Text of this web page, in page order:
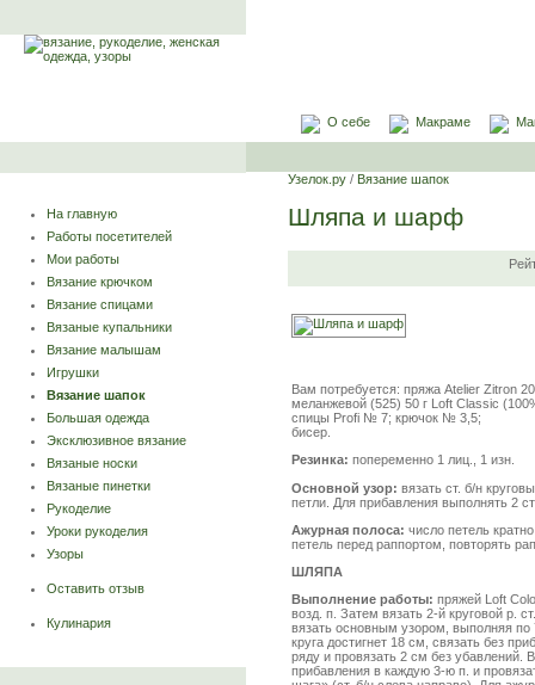
О себе Макраме
На главную
Работы посетителей
Мои работы
Вязание крючком
Вязание спицами
Вязаные купальники
Вязание малышам
Игрушки
Вязание шапок
Большая одежда
Эксклюзивное вязание
Вязаные носки
Вязаные пинетки
Рукоделие
Уроки рукоделия
Узоры
Оставить отзыв
Кулинария
Узелок.ру / Вязание шапок
Шляпа и шарф
Вам потребуется: пряжа Atelier Zitron
меланжевой (525) 50 г Loft Classic
спицы Profi № 7; крючок № 3,5;
бисер.
Резинка: попеременно 1 лиц., 1 изн.
Основной узор: вязать ст. б/н
петли. Для прибавления выполнять 2
Ажурная полоса: число петель
петель перед раппортом, повторять
ШЛЯПА
Выполнение работы: пряжей Loft
возд. п. Затем вязать 2-й круговой р.
вязать основным узором, выполняя по
круга достигнет 18 см, связать без
ряду и провязать 2 см без
прибавления в каждую 3-ю п. и